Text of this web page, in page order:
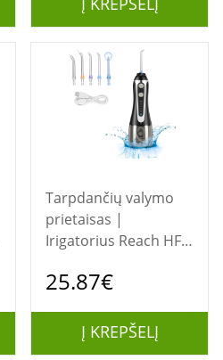
Tarpdančių valymo
prietaisas |
Irigatorius Reach HF-2
25.87€
Į KREPŠELĮ